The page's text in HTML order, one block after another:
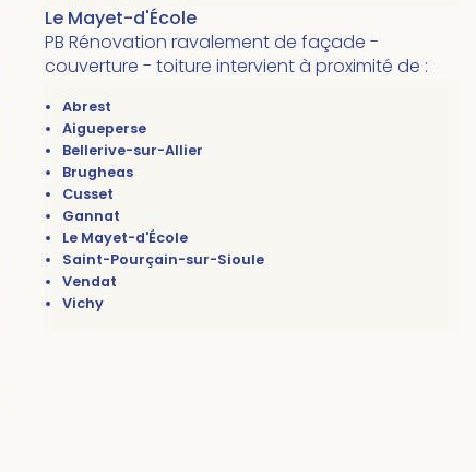
Le Mayet-d'École
PB Rénovation ravalement de façade -
couverture - toiture intervient à proximité de :
Abrest
Aigueperse
Bellerive-sur-Allier
Brugheas
Cusset
Gannat
Le Mayet-d'École
Saint-Pourçain-sur-Sioule
Vendat
Vichy